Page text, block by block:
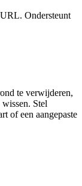
Ondersteunt
te verwijderen,
Stel
of een aangepaste